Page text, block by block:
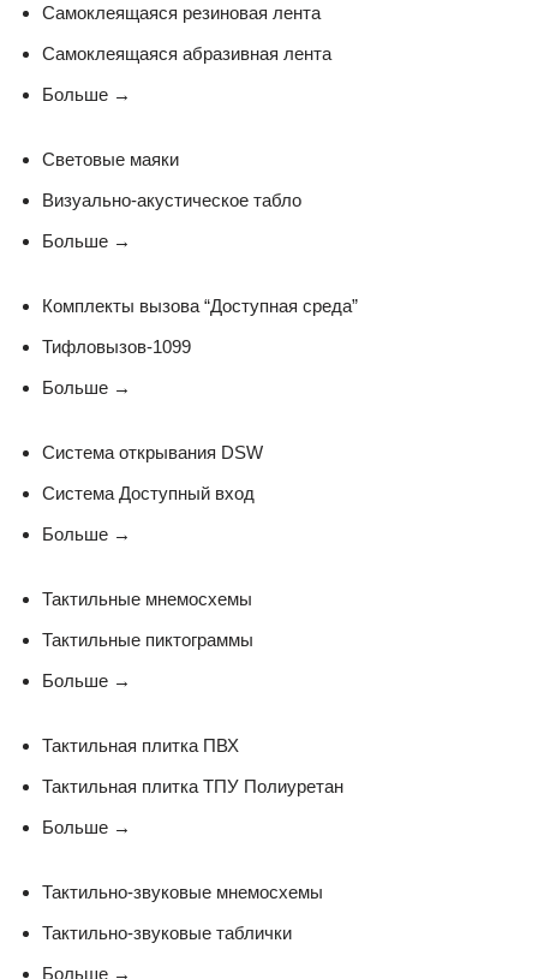
Самоклеящаяся резиновая лента
Самоклеящаяся абразивная лента
Больше →
Световые маяки
Визуально-акустическое табло
Больше →
Комплекты вызова “Доступная среда”
Тифловызов-1099
Больше →
Система открывания DSW
Система Доступный вход
Больше →
Тактильные мнемосхемы
Тактильные пиктограммы
Больше →
Тактильная плитка ПВХ
Тактильная плитка ТПУ Полиуретан
Больше →
Тактильно-звуковые мнемосхемы
Тактильно-звуковые таблички
Больше →